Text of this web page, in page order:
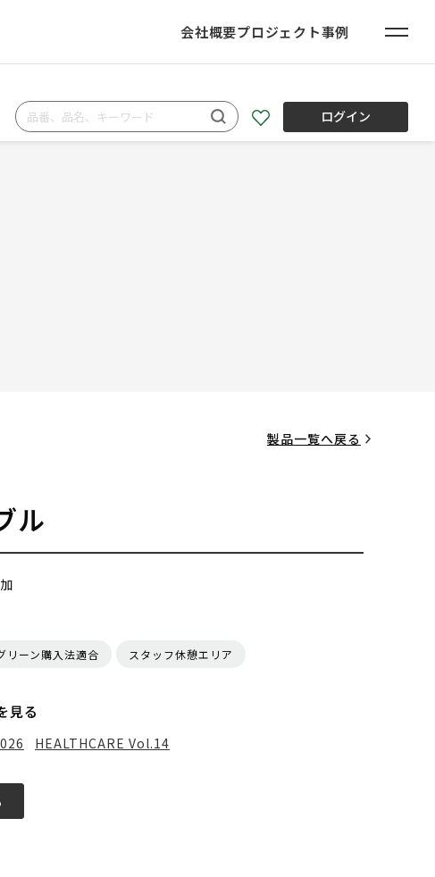
会社概要プロジェクト事例
ログイン
製品一覧へ戻る
ル
リーン購入法適合 スタッフ休憩エリア
見る
HEALTHCARE Vol.14